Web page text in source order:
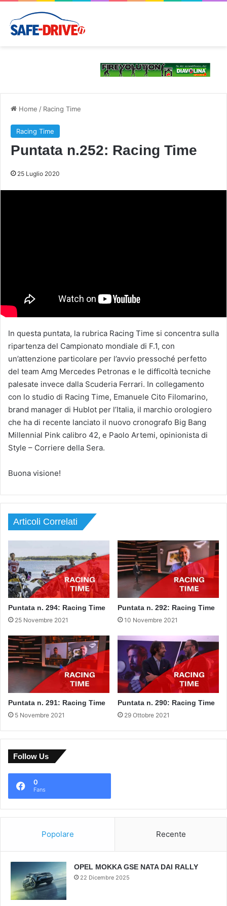
Home / Racing Time
Racing Time
Puntata n.252: Racing Time
25 Luglio 2020
In questa puntata, la rubrica Racing Time si concentra sulla
ripartenza del Campionato mondiale di F.1, con
un’attenzione particolare per l’avvio pressoché perfetto
del team Amg Mercedes Petronas e le difficoltà tecniche
palesate invece dalla Scuderia Ferrari. In collegamento
con lo studio di Racing Time, Emanuele Cito Filomarino,
brand manager di Hublot per l’Italia, il marchio orologiero
che ha di recente lanciato il nuovo cronografo Big Bang
Millennial Pink calibro 42, e Paolo Artemi, opinionista di
Style – Corriere della Sera.
Buona visione!
Articoli Correlati
Puntata n. 294: Racing Time
25 Novembre 2021
Puntata n. 292: Racing Time
10 Novembre 2021
Puntata n. 291: Racing Time
5 Novembre 2021
Puntata n. 290: Racing Time
29 Ottobre 2021
Follow Us
0
Fans
Popolare Recente
OPEL MOKKA GSE NATA DAI RALLY
22 Dicembre 2025